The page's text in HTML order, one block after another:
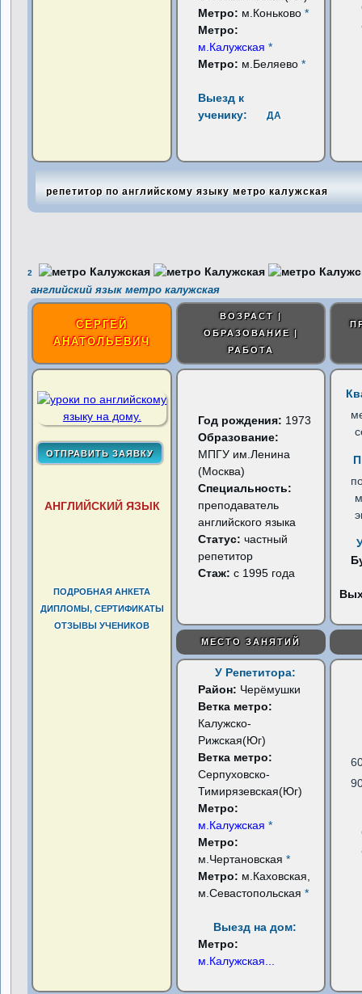
Метро: м.Коньково*
Метро:
м.Калужская *
Метро: м.Беляево*
Выезд к
ученику:
ДА
репетитор по английскому языку метро калужская
2
английский язык метро калужская
СЕРГЕЙ
АНАТОЛЬЕВИЧ
ВОЗРАСТ |
ОБРАЗОВАНИЕ |
РАБОТА
АНГЛИЙСКИЙ ЯЗЫК
ПОДРОБНАЯ АНКЕТА
ДИПЛОМЫ, СЕРТИФИКАТЫ
ОТЗЫВЫ УЧЕНИКОВ
Год рождения: 1973
Образование:
МПГУ им.Ленина
(Москва)
Специальность:
преподаватель
английского языка
Статус:частный
репетитор
Стаж: с 1995 года
МЕСТО ЗАНЯТИЙ
У Репетитора:
Район: Черёмушки
Ветка метро:
Калужско-
Рижская(Юг)
Ветка метро:
Серпуховско-
Тимирязевская(Юг)
Метро:
м.Калужская *
Метро:
м.Чертановская*
Метро: м.Каховская,
м.Севастопольская*
Выезд на дом:
Метро:
м.Калужская